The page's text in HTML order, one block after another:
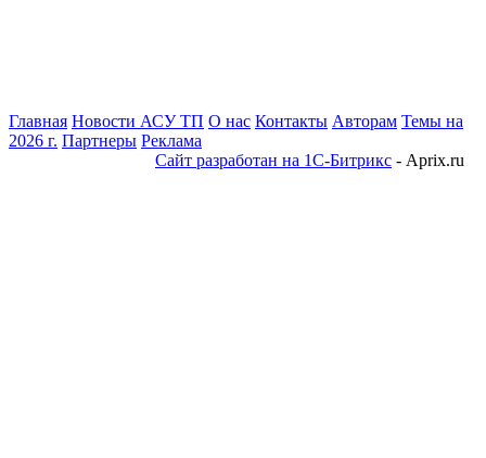
Главная Новости АСУ ТП О нас Контакты Авторам Темы на
2026 г. Партнеры Реклама
Сайт разработан на 1С-Битрикс - Aprix.ru